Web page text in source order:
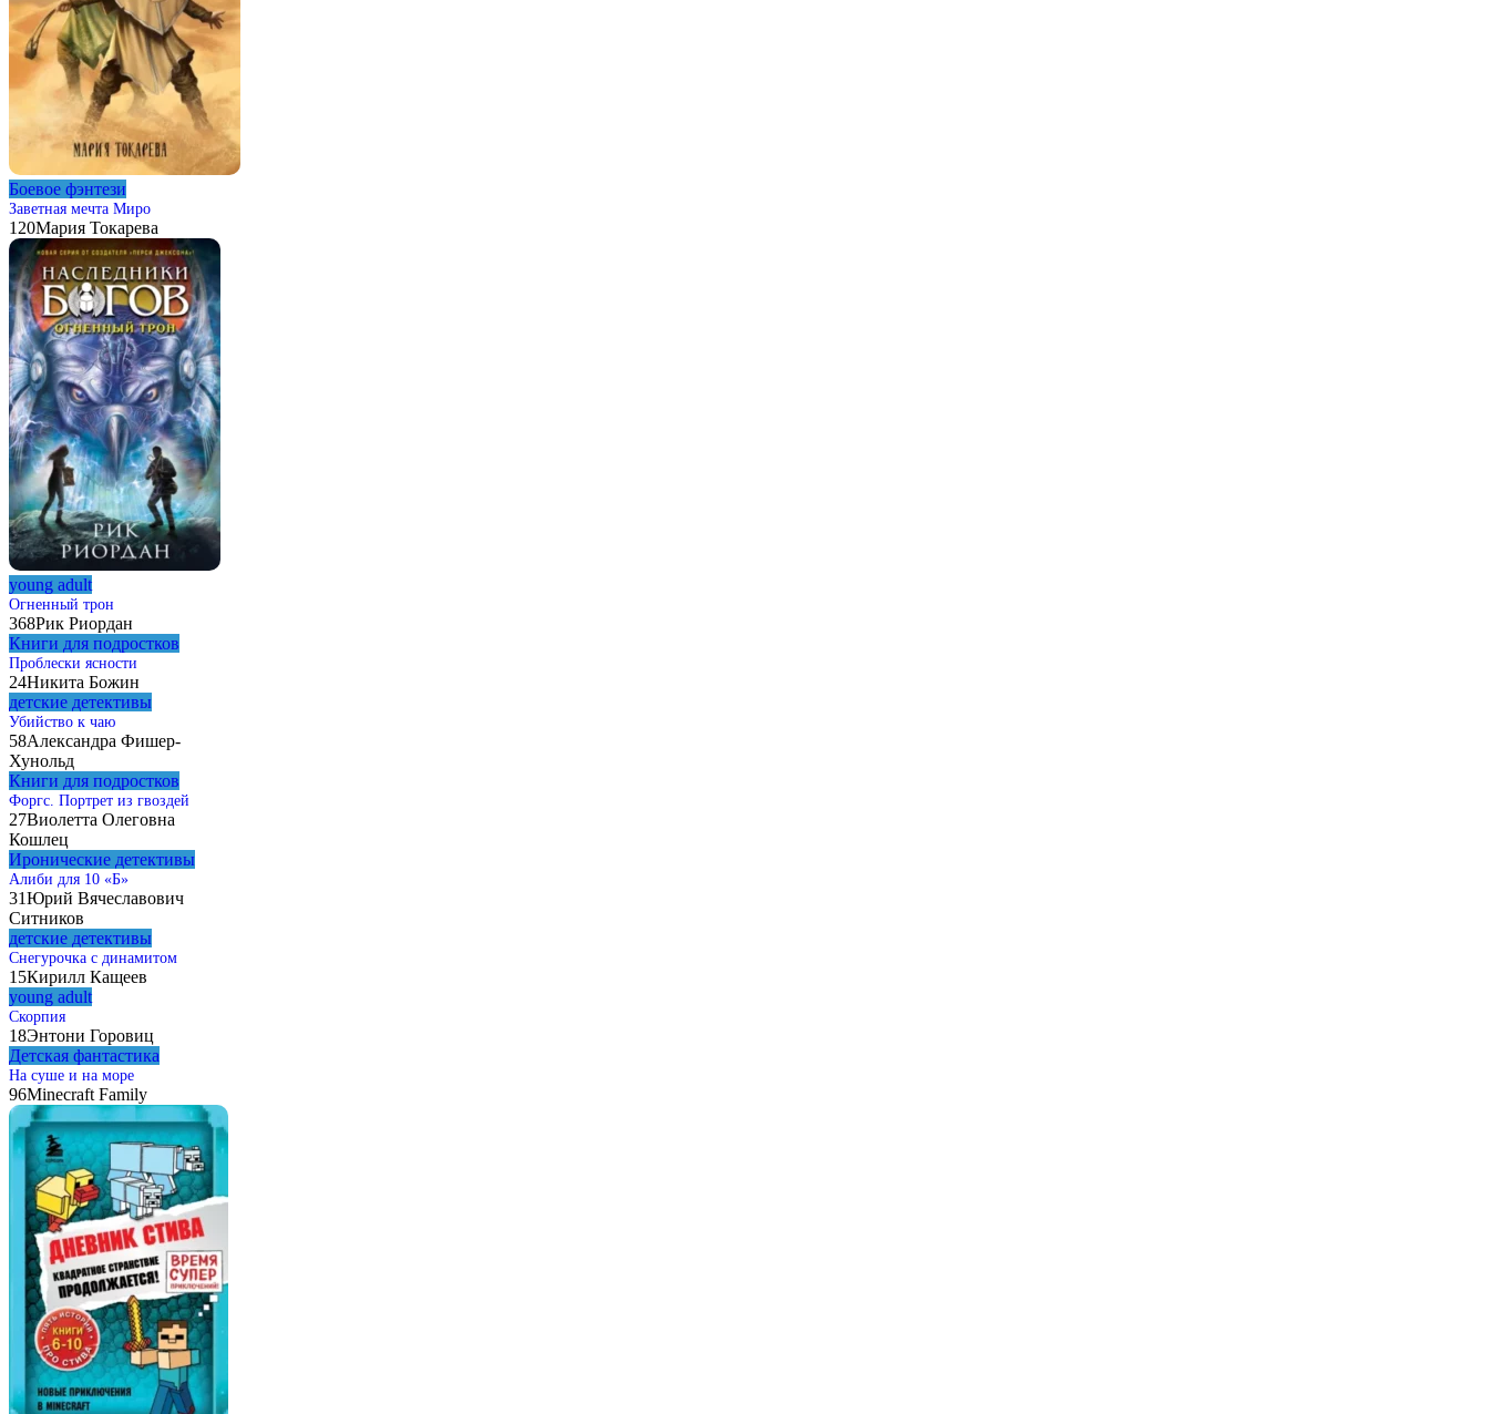
Боевое фэнтези
Заветная мечта Миро
120Мария Токарева
young adult
Огненный трон
368Рик Риордан
Книги для подростков
Проблески ясности
24Никита Божин
детские детективы
Убийство к чаю
58Александра Фишер-
Хунольд
Книги для подростков
Форгс. Портрет из гвоздей
27Виолетта Олеговна
Кошлец
Иронические детективы
Алиби для 10 «Б»
31Юрий Вячеславович
Ситников
детские детективы
Снегурочка с динамитом
15Кирилл Кащеев
young adult
Скорпия
18Энтони Горовиц
Детская фантастика
На суше и на море
96Minecraft Family